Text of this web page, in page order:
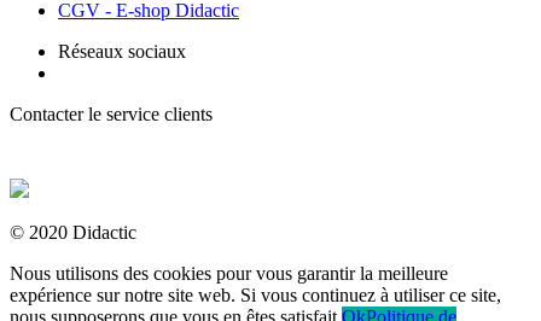
CGV - E-shop Didactic
Réseaux sociaux
Contacter le service clients
© 2020 Didactic
Nous utilisons des cookies pour vous garantir la meilleure
expérience sur notre site web. Si vous continuez à utiliser ce site,
nous supposerons que vous en êtes satisfait. OkPolitique de